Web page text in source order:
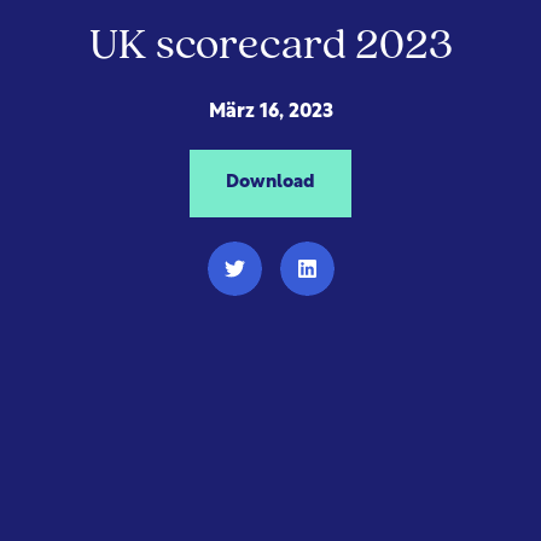
UK scorecard 2023
März 16, 2023
Download